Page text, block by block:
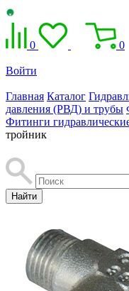
0 0
Войти
Главная Каталог
давления (РВД) и трубы
Фитинги
тройник
Найти